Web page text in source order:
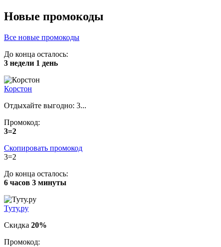
Новые промокоды
Все новые промокоды
До конца осталось:
3 недели 1 день
Корстон
Отдыхайте выгодно: 3...
Промокод:
3=2
Скопировать промокод
3=2
До конца осталось:
6 часов 3 минуты
Туту.ру
Скидка 20%
Промокод: